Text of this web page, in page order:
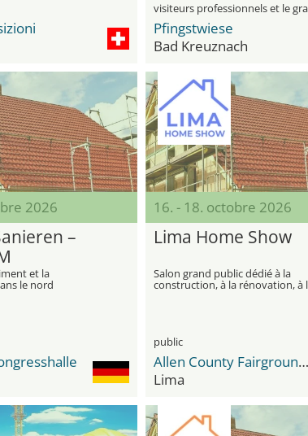
Pfingstwiese
Bad Kreuznach
2026
–
et la
le nord
16. - 18. octobre 2026
Lima Home Show
Salon grand public dédié à la
construction, à la rénovation, à
public
Allen County Fairgrounds
Lima